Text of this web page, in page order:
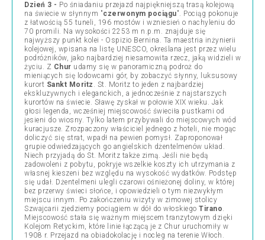
Dzień 3 - Po śniadaniu przejazd najpiękniejszą trasą kolejową
na świecie w słynnym "czerwonym pociągu". Pociąg pokonuje
z łatwością 55 tuneli, 196 mostów i wzniesień o nachyleniu do
70 promili. Na wysokości 2253 m n.p.m. znajduje się
najwyższy punkt kolei - Ospizio Bernina. Ta maestria inżynierii
kolejowej, wpisana na listę UNESCO, określana jest przez wielu
podróżników, jako najbardziej niesamowita rzecz, jaką widzieli w
życiu. Z Chur udamy się w panoramiczną podroż do
mieniących się lodowcami gór, by zobaczyć słynny, luksusowy
kurort Sankt Moritz . St. Moritz to jeden z najbardziej
ekskluzywnych i eleganckich, a jednocześnie z najstarszych
kurortów na świecie. Sławę zyskał w połowie XIX wieku. Jak
głosi legenda, wcześniej miejscowość świeciła pustkami od
jesieni do wiosny. Tylko latem przybywali do miejscowych wód
kuracjusze. Zrozpaczony właściciel jednego z hoteli, nie mogąc
doliczyć się strat, wpadł na pewien pomysł. Zaproponował
grupie odwiedzających go angielskich dżentelmenów układ.
Niech przyjadą do St. Moritz także zimą. Jeśli nie będą
zadowoleni z pobytu, pokryje wszelkie koszty ich utrzymania z
własnej kieszeni bez względu na wysokość wydatków. Podstęp
się udał. Dżentelmeni ulegli czarowi ośnieżonej doliny, w której
bez przerwy świeci słońce, i opowiedzieli o tym niezwykłym
miejscu innym. Po zakończeniu wizyty w zimowej stolicy
Szwajcarii zjedziemy pociągiem w dół do włoskiego Tirano.
Miejscowość stała się ważnym miejscem tranzytowym dzięki
Kolejom Retyckim, które linie łączącą je z Chur uruchomiły w
1908 r. Przejazd na obiadokolację i nocleg na terenie Włoch.